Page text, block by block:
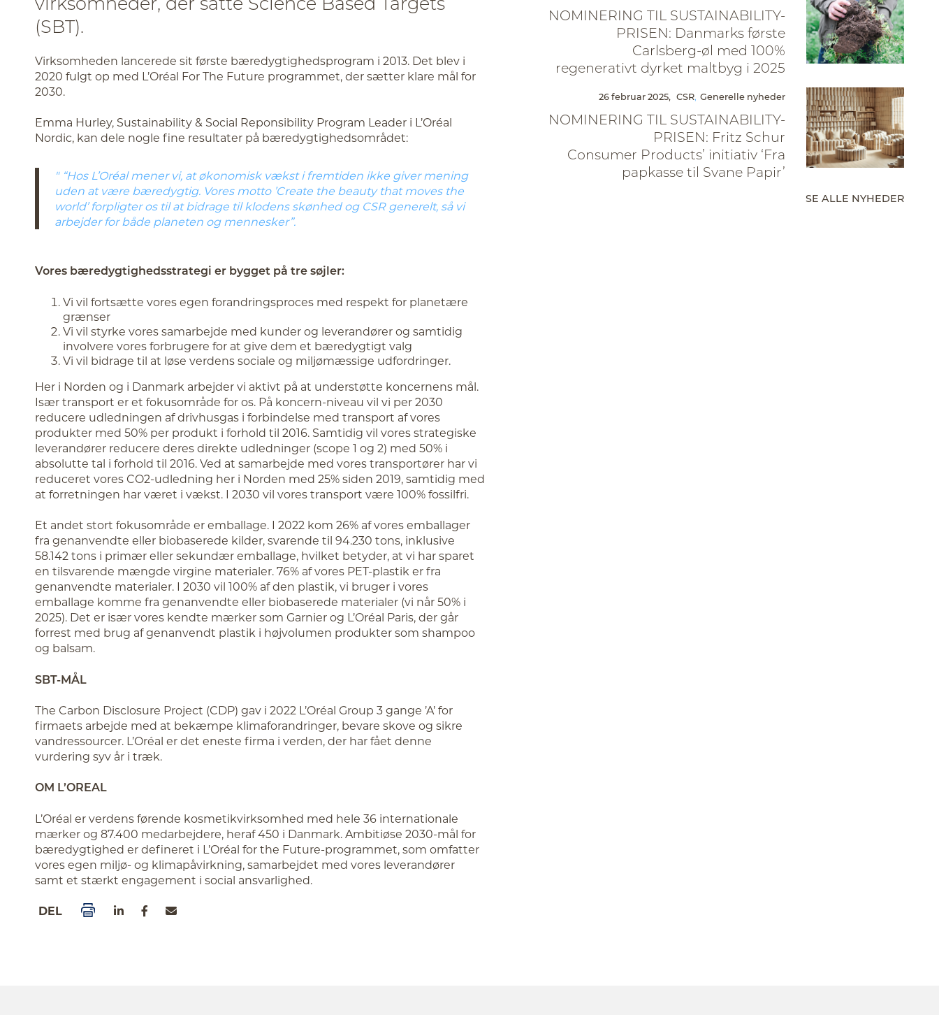
(SBT).
Virksomheden lancerede sit første bæredygtighedsprogram i 2013. Det blev i
2020 fulgt op med L’Oréal For The Future programmet, der sætter klare mål for
2030.
Emma Hurley, Sustainability & Social Reponsibility Program Leader i L’Oréal
Nordic, kan dele nogle fine resultater på bæredygtighedsområdet:
“Hos L’Oréal mener vi, at økonomisk vækst i fremtiden ikke giver mening
uden at være bæredygtig. Vores motto ’Create the beauty that moves the
world’ forpligter os til at bidrage til klodens skønhed og CSR generelt, så vi
arbejder for både planeten og mennesker”.
Vores bæredygtighedsstrategi er bygget på tre søjler:
Vi vil fortsætte vores egen forandringsproces med respekt for planetære
grænser
Vi vil styrke vores samarbejde med kunder og leverandører og samtidig
involvere vores forbrugere for at give dem et bæredygtigt valg
Vi vil bidrage til at løse verdens sociale og miljømæssige udfordringer.
Her i Norden og i Danmark arbejder vi aktivt på at understøtte koncernens mål.
Især transport er et fokusområde for os. På koncern-niveau vil vi per 2030
reducere udledningen af drivhusgas i forbindelse med transport af vores
produkter med 50% per produkt i forhold til 2016. Samtidig vil vores strategiske
leverandører reducere deres direkte udledninger (scope 1 og 2) med 50% i
absolutte tal i forhold til 2016. Ved at samarbejde med vores transportører har vi
reduceret vores CO2-udledning her i Norden med 25% siden 2019, samtidig med
at forretningen har været i vækst. I 2030 vil vores transport være 100% fossilfri.
Et andet stort fokusområde er emballage. I 2022 kom 26% af vores emballager
fra genanvendte eller biobaserede kilder, svarende til 94.230 tons, inklusive
58.142 tons i primær eller sekundær emballage, hvilket betyder, at vi har sparet
en tilsvarende mængde virgine materialer. 76% af vores PET-plastik er fra
genanvendte materialer. I 2030 vil 100% af den plastik, vi bruger i vores
emballage komme fra genanvendte eller biobaserede materialer (vi når 50% i
2025). Det er især vores kendte mærker som Garnier og L’Oréal Paris, der går
forrest med brug af genanvendt plastik i højvolumen produkter som shampoo
og balsam.
SBT-MÅL
The Carbon Disclosure Project (CDP) gav i 2022 L’Oréal Group 3 gange ’A’ for
firmaets arbejde med at bekæmpe klimaforandringer, bevare skove og sikre
vandressourcer. L’Oréal er det eneste firma i verden, der har fået denne
vurdering syv år i træk.
OM L’OREAL
L’Oréal er verdens førende kosmetikvirksomhed med hele 36 internationale
mærker og 87.400 medarbejdere, heraf 450 i Danmark. Ambitiøse 2030-mål for
bæredygtighed er defineret i L’Oréal for the Future-programmet, som omfatter
vores egen miljø- og klimapåvirkning, samarbejdet med vores leverandører
samt et stærkt engagement i social ansvarlighed.
DEL
NOMINERING TIL SUSTAINABILITY-
PRISEN: Danmarks første
Carlsberg-øl med 100%
regenerativt dyrket maltbyg i 2025
26 februar 2025, CSR Generelle nyheder
NOMINERING TIL SUSTAINABILITY-
PRISEN: Fritz Schur
Consumer Products’ initiativ ‘Fra
papkasse til Svane Papir’
SE ALLE NYHEDER